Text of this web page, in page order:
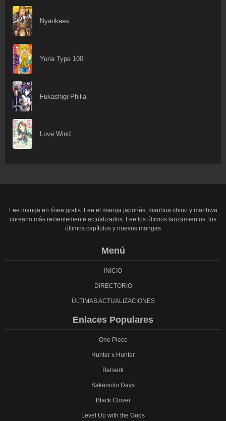
Nyankees
Yuria Type 100
Fukashigi Philia
Love Wind
Lee manga en línea gratis. Lee el manga japonés, manhua chino y manhwa
coreano más recientemente actualizados. Lee los últimos lanzamientos, los
últimos capítulos y nuevos mangas
Menú
INICIO
DIRECTORIO
ÚLTIMAS ACTUALIZACIONES
Enlaces Populares
One Piece
Hunter x Hunter
Berserk
Sakamoto Days
Black Clover
Level Up with the Gods